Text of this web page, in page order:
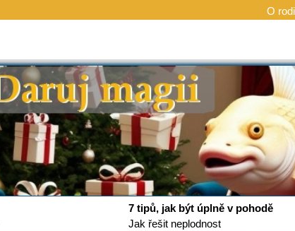
O
7 tipů, jak být úplně v pohodě
Jak řešit neplodnost